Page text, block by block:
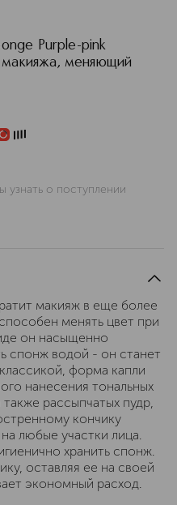
Purple-pink
макияжа, меняющий
узнать о поступлении
макияж в еще более
менять цвет при
он насыщенно
спонж водой - он станет
форма капли
нанесения тональных
рассыпчатых пудр,
кончику
любые участки лица.
хранить спонж.
оставляя ее на своей
экономный расход.